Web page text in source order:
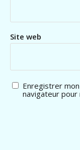
Site web
Enregistrer
navigateur pour